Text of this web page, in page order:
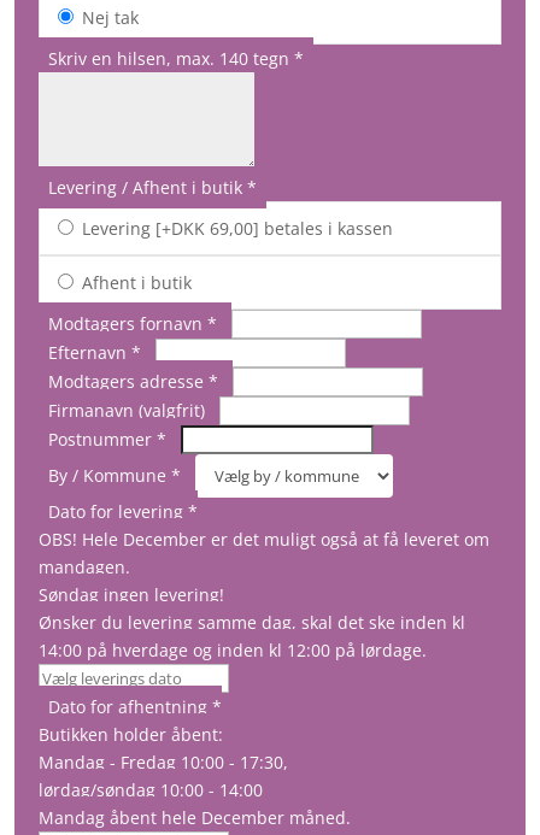
Nej tak
Skriv en hilsen, max. 140 tegn *
Levering / Afhent i butik *
Levering [+DKK 69,00] betales i kassen
Afhent i butik
Modtagers fornavn *
Efternavn *
Modtagers adresse *
Firmanavn (valgfrit)
Postnummer *
By / Kommune *
Dato for levering *
OBS! Hele December er det muligt også at få leveret om
mandagen.
Søndag ingen levering!
Ønsker du levering samme dag, skal det ske inden kl
14:00 på hverdage og inden kl 12:00 på lørdage.
Dato for afhentning *
Butikken holder åbent:
Mandag - Fredag 10:00 - 17:30,
lørdag/søndag 10:00 - 14:00
Mandag åbent hele December måned.